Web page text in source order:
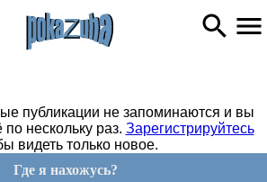
публикации не запоминаются и вы
нескольку раз. Зарегистрируйтесь
видеть только новое.
Где я нахожусь?